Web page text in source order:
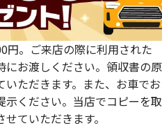
。ご来店の際に利用された
にお渡しください。領収書の原
ただきます。また、お車でお
ください。当店でコピーを取
ていただきます。